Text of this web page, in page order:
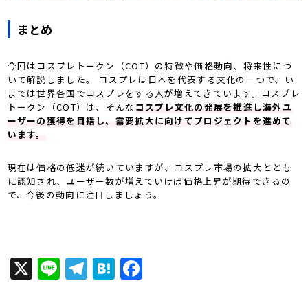
まとめ
今回はコスプレトークン（COT）の特徴や価格動向、将来性につ
いて解説しました。 コスプレは日本を代表する文化の一つで、い
までは世界各国でコスプレをする人が増えてきています。コスプレ
トークン（COT）は、そんな コスプレ文化の発展を推進し海外ユ
ーザーの獲得を目指し、需要拡大に向けてプロジェクトを進めて
います。
現在は価格の低迷が続いていますが、コスプレ市場の拡大ととも
に認知され、ユーザー数が増えていけば価格上昇が期待できるの
で、今後の動向に注目しましょう。
X LineTelegram
Hatena
Facebook